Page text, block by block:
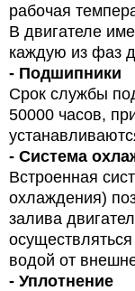
рабочая
В двигателе
каждую из фаз
- Подшипники
Срок службы
50000 часов,
- Система
Встроенная
охлаждения)
залива
водой от
- Уплотнение